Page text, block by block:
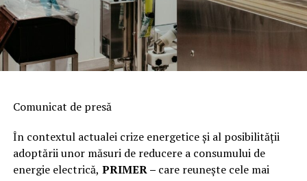
Comunicat de presă
În contextul actualei crize energetice și al posibilității
adoptării unor măsuri de reducere a consumului de
energie electrică, PRIMER – care reuneşte cele mai